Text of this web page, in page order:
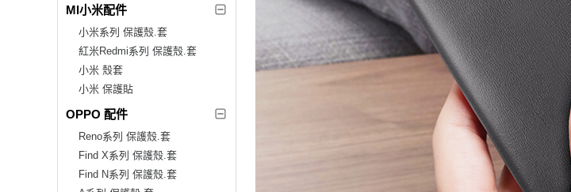
MI小米配件
小米系列 保護殼.套
紅米Redmi系列 保護殼.套
小米 殼套
小米 保護貼
OPPO 配件
Reno系列 保護殼.套
Find X系列 保護殼.套
Find N系列 保護殼.套